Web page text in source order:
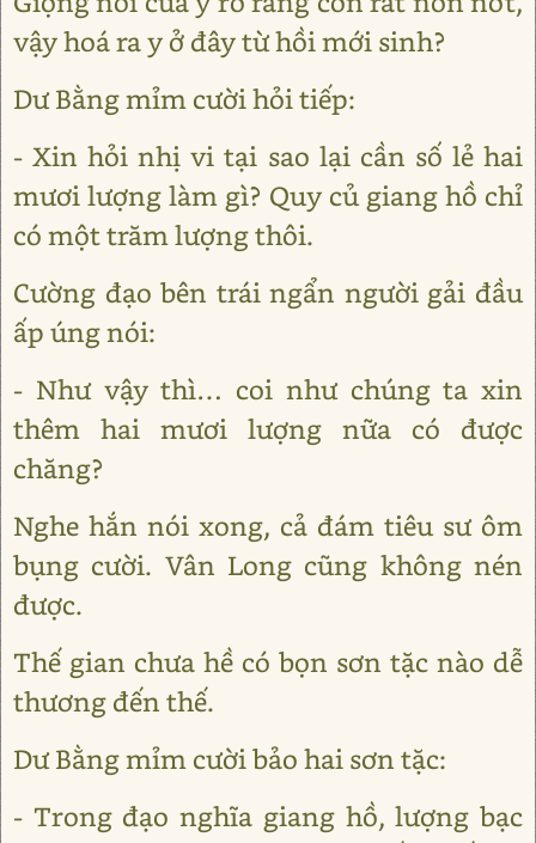
vậy hoá ra y ở đây từ hồi mới sinh?
Dư Bằng mỉm cười hỏi tiếp:
- Xin hỏi nhị vi tại sao lại cần số lẻ hai
mươi lượng làm gì? Quy củ giang hồ chỉ
có một trăm lượng thôi.
Cường đạo bên trái ngẩn người gải đầu
ấp úng nói:
- Như vậy thì… coi như chúng ta xin
thêm hai mươi lượng nữa có được
chăng?
Nghe hắn nói xong, cả đám tiêu sư ôm
bụng cười. Vân Long cũng không nén
được.
Thế gian chưa hề có bọn sơn tặc nào dễ
thương đến thế.
Dư Bằng mỉm cười bảo hai sơn tặc:
- Trong đạo nghĩa giang hồ, lượng bạc